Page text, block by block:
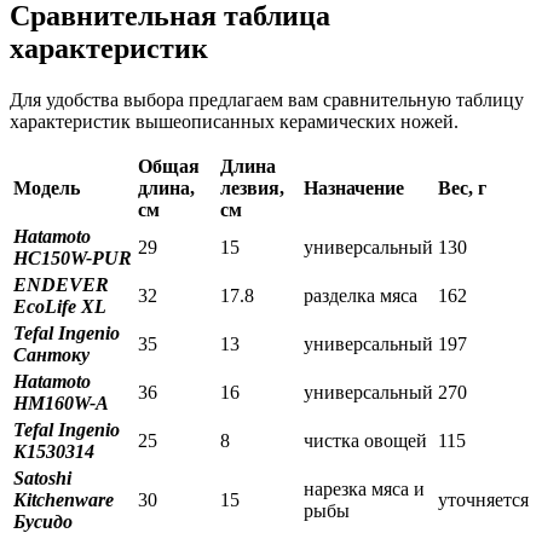
Сравнительная таблица
характеристик
Для удобства выбора предлагаем вам сравнительную таблицу
характеристик вышеописанных керамических ножей.
Модель
Общая
длина,
см
Длина
лезвия,
см
Назначение Вес, г
Hatamoto
HC150W-PUR
29 15 универсальный 130
ENDEVER
EcoLife XL
32 17.8 разделка мяса
162
Tefal Ingenio
Сантоку
35 13 универсальный 197
Hatamoto
HM160W-A
36 16 универсальный 270
Tefal Ingenio
K1530314
25 8 чистка овощей
115
Satoshi
Kitchenware
Бусидо
30 15
нарезка мяса и
рыбы
уточняется